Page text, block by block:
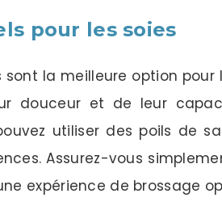
pour les soies
sont la meilleure option
douceur et de leur
utiliser des poils de
Assurez-vous
expérience de brossage